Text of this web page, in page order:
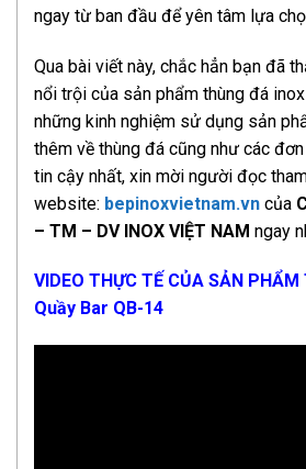
ngay từ ban đầu để yên tâm lựa
Qua bài viết này, chắc hẳn bạn đã
nổi trội của sản phẩm thùng đá
những kinh nghiệm sử dụng sản
thêm về thùng đá cũng như các
tin cậy nhất, xin mời người đọc
website: bepinoxvietnam.vn của
– TM – DV INOX VIỆT NAM ngay
VIDEO THỰC TẾ CỦA SẢN
Quầy Bar QB-14